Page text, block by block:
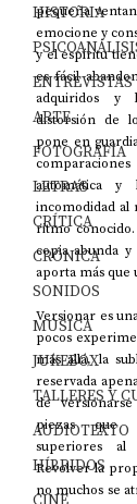
HISTORIA
ENTREVISTAS
ARTE
FOTOGRAFÍA
LETRAS
CRÍTICA
CRÓNICA
SONIDOS
MÚSICA
JUKEBOX
TALLERES Y
AUDIOTEXTO
HÍBRIDOS
CINE
pequeña
emocione y
y el espíritu
es fácil
adquiridos y
distorsión de
pone en
automática y
incomodidad al
ritmo
copia abunda
aporta más que
Versionar es
pocos
más allá, la
reservada
de
piezas que
superiores
Revolver la
no muchos se